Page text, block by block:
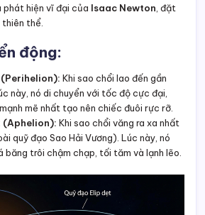
phát hiện vĩ đại của Isaac Newton, đặt
thiên thể.
động:
Khi sao chổi lao đến gần
này, nó di chuyển với tốc độ cực đại,
mẽ nhất tạo nên chiếc đuôi rực rỡ.
(Aphelion): Khi sao chổi văng ra xa nhất
quỹ đạo Sao Hải Vương). Lúc này, nó
băng trôi chậm chạp, tối tăm và lạnh lẽo.